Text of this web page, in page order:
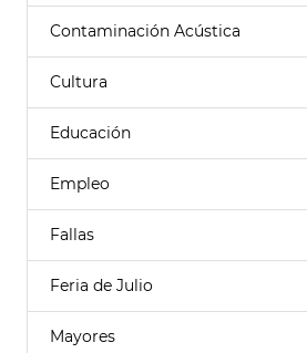
Contaminación Acústica
Cultura
Educación
Empleo
Fallas
Feria de Julio
Mayores